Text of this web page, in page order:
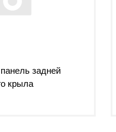
задней
крыла